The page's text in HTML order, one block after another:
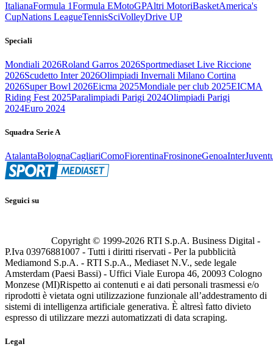
ItalianaFormula 1Formula EMotoGPAltri MotoriBasketAmerica's
CupNations LeagueTennisSciVolleyDrive UP
Speciali
Mondiali 2026Roland Garros 2026Sportmediaset Live Riccione
2026Scudetto Inter 2026Olimpiadi Invernali Milano Cortina
2026Super Bowl 2026Eicma 2025Mondiale per club 2025EICMA
Riding Fest 2025Paralimpiadi Parigi 2024Olimpiadi Parigi
2024Euro 2024
Squadra Serie A
AtalantaBolognaCagliariComoFiorentinaFrosinoneGenoaInter
Seguici su
Copyright © 1999-2026 RTI S.p.A. Business Digital -
P.Iva 03976881007 - Tutti i diritti riservati - Per la pubblicità
Mediamond S.p.A. - RTI S.p.A., Mediaset N.V., sede legale
Amsterdam (Paesi Bassi) - Uffici Viale Europa 46, 20093 Cologno
Monzese (MI)Rispetto ai contenuti e ai dati personali trasmessi e/o
riprodotti è vietata ogni utilizzazione funzionale all’addestramento di
sistemi di intelligenza artificiale generativa. È altresì fatto divieto
espresso di utilizzare mezzi automatizzati di data scraping.
Legal